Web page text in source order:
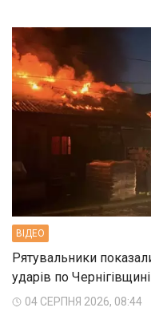
ВIДЕО
Рятувальники
ударів по Чернігівщині
04 СЕРПНЯ 2026, 08:44